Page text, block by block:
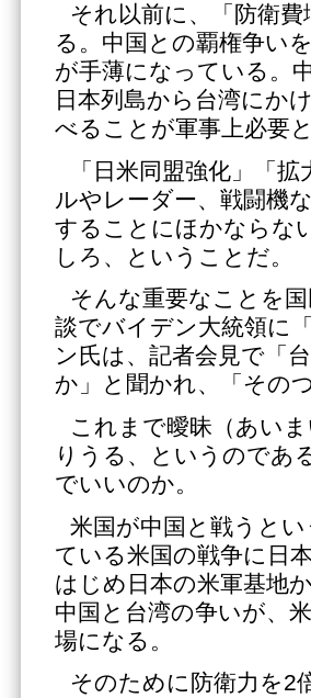
それ以前に、「防衛
る。中国との覇権争い
が手薄になっている。
日本列島から台湾にか
べることが軍事上必要
「日米同盟強化」「
ルやレーダー、戦闘機
することにほかならな
しろ、ということだ。
そんな重要なことを
談でバイデン大統領に
ン氏は、記者会見で「
か」と聞かれ、「その
これまで曖昧（あい
りうる、というのであ
でいいのか。
米国が中国と戦うと
ている米国の戦争に日
はじめ日本の米軍基地
中国と台湾の争いが、
場になる。
そのために防衛力を2